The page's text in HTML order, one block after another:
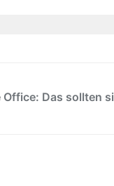
Office: Das sollten